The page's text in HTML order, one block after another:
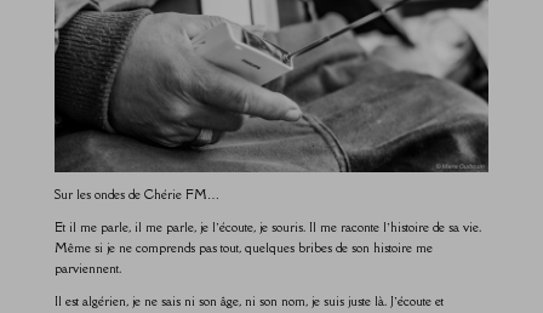
Sur les ondes de Chérie FM…
Et il me parle, il me parle, je l’écoute, je souris. Il me raconte l’histoire de sa vie.
Même si je ne comprends pas tout, quelques bribes de son histoire me
parviennent.
Il est algérien, je ne sais ni son âge, ni son nom, je suis juste là. J’écoute et